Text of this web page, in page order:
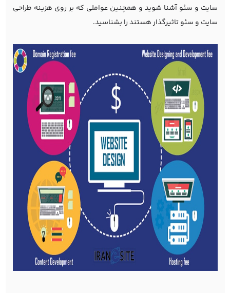
سایت و سئو آشنا شوید و همچنین عواملی که بر روی هزینه طراحی
سایت و سئو تاثیرگذار هستند را بشناسید.